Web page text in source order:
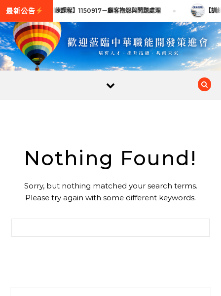
Skip to content
【訓練課程】1150917－顧客抱怨與問題處理 【訓
Nothing Found!
Sorry, but nothing matched your search terms.
Please try again with some different keywords.